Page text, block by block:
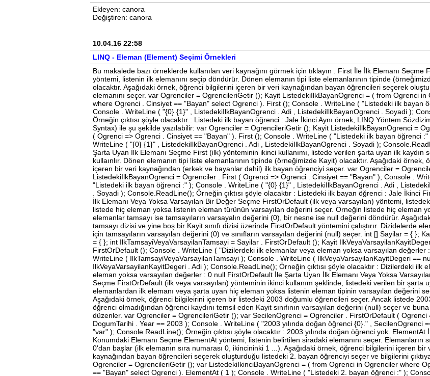
Ekleyen: canora
Değiştiren: canora
10.04.16 22:58
LINQ - Eleman (Element) Seçimi Örnekleri
Bu makalede bazı örneklerde kullanılan veri kaynağını görmek için tıklayın . First İle İlk Elemanı Seçme
yöntemi, listenin ilk elemanını seçip döndürür. Dönen elemanın tipi liste elemanlarının tipinde
olacaktır. Aşağıdaki örnek, öğrenci bilgilerini içeren bir veri kaynağından bayan öğrencileri seçerek
elemanını seçer. var Ogrenciler = OgrencileriGetir (); Kayit ListedekiIlkBayanOgrenci = ( from Ogrenci in
where Ogrenci . Cinsiyet == "Bayan" select Ogrenci ). First (); Console . WriteLine ( "Listedeki ilk bayan
Console . WriteLine ( "{0} {1}" , ListedekiIlkBayanOgrenci . Adi , ListedekiIlkBayanOgrenci . Soyadi );
Örneğin çıktısı şöyle olacaktır : Listedeki ilk bayan öğrenci : Jale İkinci Aynı örnek, LINQ Yöntem
Syntax) ile şu şekilde yazılabilir: var Ogrenciler = OgrencileriGetir (); Kayit ListedekiIlkBayanOgrenci =
( Ogrenci => Ogrenci . Cinsiyet == "Bayan" ). First (); Console . WriteLine ( "Listedeki ilk bayan öğrenci :"
WriteLine ( "{0} {1}" , ListedekiIlkBayanOgrenci . Adi , ListedekiIlkBayanOgrenci . Soyadi );
Şarta Uyan İlk Elemanı Seçme First (ilk) yönteminin ikinci kullanımı, listede verilen şarta uyan ilk kaydın
kullaınlır. Dönen elemanın tipi liste elemanlarının tipinde (örneğimizde Kayit) olacaktır. Aşağıdaki örnek,
içeren bir veri kaynağından (erkek ve bayanlar dahil) ilk bayan öğrenciyi seçer. var Ogrenciler =
ListedekiIlkBayanOgrenci = Ogrenciler . First ( Ogrenci => Ogrenci . Cinsiyet == "Bayan" ); Console .
"Listedeki ilk bayan öğrenci :" ); Console . WriteLine ( "{0} {1}" , ListedekiIlkBayanOgrenci . Adi ,
. Soyadi ); Console.ReadLine(); Örneğin çıktısı şöyle olacaktır : Listedeki ilk bayan öğrenci : Jale İkinci
İlk Elemanı Veya Yoksa Varsayılan Bir Değer Seçme FirstOrDefault (ilk veya varsayılan) yöntemi,
listede hiç eleman yoksa listenin eleman türünün varsayılan değerini seçer. Örneğin listede hiç eleman
elemanlar tamsayı ise tamsayıların varsayalın değerini (0), bir nesne ise null değerini döndürür.
tamsayı dizisi ve yine boş bir Kayit sınıfı dizisi üzerinde FirstOrDefault yöntemini çalıştırır. Dizidelerde
için tamsayıların varsayılan değerini (0) ve sınıfların varsayılan değerini (null) seçer. int [] Sayilar = { };
= { }; int IlkTamsayiVeyaVarsayilanTamsayi = Sayilar . FirstOrDefault (); Kayit
FirstOrDefault (); Console . WriteLine ( "Dizilerdeki ilk elemanlar veya eleman yoksa varsayılan değerler
WriteLine ( IlkTamsayiVeyaVarsayilanTamsayi ); Console . WriteLine ( IlkVeyaVarsayilanKayitDegeri ==
IlkVeyaVarsayilanKayitDegeri . Adi ); Console.ReadLine(); Örneğin çıktısı şöyle olacaktır : Dizilerdeki ilk
eleman yoksa varsayılan değerler : 0 null FirstOrDefault İle Şarta Uyan İlk Elemanı Veya Yoksa
Seçme FirstOrDefault (ilk veya varsayılan) yönteminin ikinci kullanım şeklinde, listedeki verilen bir şarta
elemanlardan ilk elemanı veya şarta uyan hiç eleman yoksa listenin eleman tipinin varsayılan değerini
Aşağıdaki örnek, öğrenci bilgileirini içeren bir listedeki 2003 doğumlu öğrencileri seçer. Ancak listede
öğrenci olmadığından öğrenci kaydını temsil eden Kayit sınıfının varsayılan değerini (null) seçer ve buna
düzenler. var Ogrenciler = OgrencileriGetir (); var SecilenOgrenci = Ogrenciler . FirstOrDefault ( Ogrenci
DogumTarihi . Year == 2003 ); Console . WriteLine ( "2003 yılında doğan öğrenci {0}." , SecilenOgrenci
"var" ); Console.ReadLine(); Örneğin çıktısı şöyle olacaktır : 2003 yılında doğan öğrenci yok. ElementAt
Konumdaki Elemanı Seçme ElementAt yöntemi, listenin belirtilen siradaki elemanını seçer. Elemanların
0'dan başlar (ilk elemanın sıra numarası 0, ikincininki 1 ...). Aşağıdaki örnek, öğrenci bilgilerini içeren bir
kaynağından bayan öğrencileri seçerek oluşturduğu listedeki 2. bayan öğrenciyi seçer ve bilgilerini
Ogrenciler = OgrencileriGetir (); var ListedekiIkinciBayanOgrenci = ( from Ogrenci in Ogrenciler where
== "Bayan" select Ogrenci ). ElementAt ( 1 ); Console . WriteLine ( "Listedeki 2. bayan öğrenci :" );